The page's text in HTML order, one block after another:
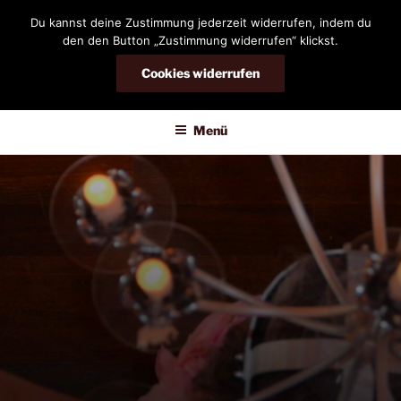
DIANDRA-CIRCLE
Menü
Du kannst deine Zustimmung jederzeit widerrufen, indem du
den den Button „Zustimmung widerrufen“ klickst.
Cookies widerrufen